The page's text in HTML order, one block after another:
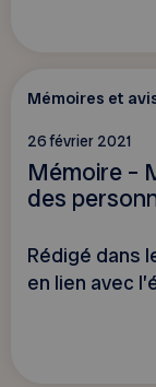
Mémoires et
26 février 2021
Mémoire –
des
Rédigé dans
en lien avec